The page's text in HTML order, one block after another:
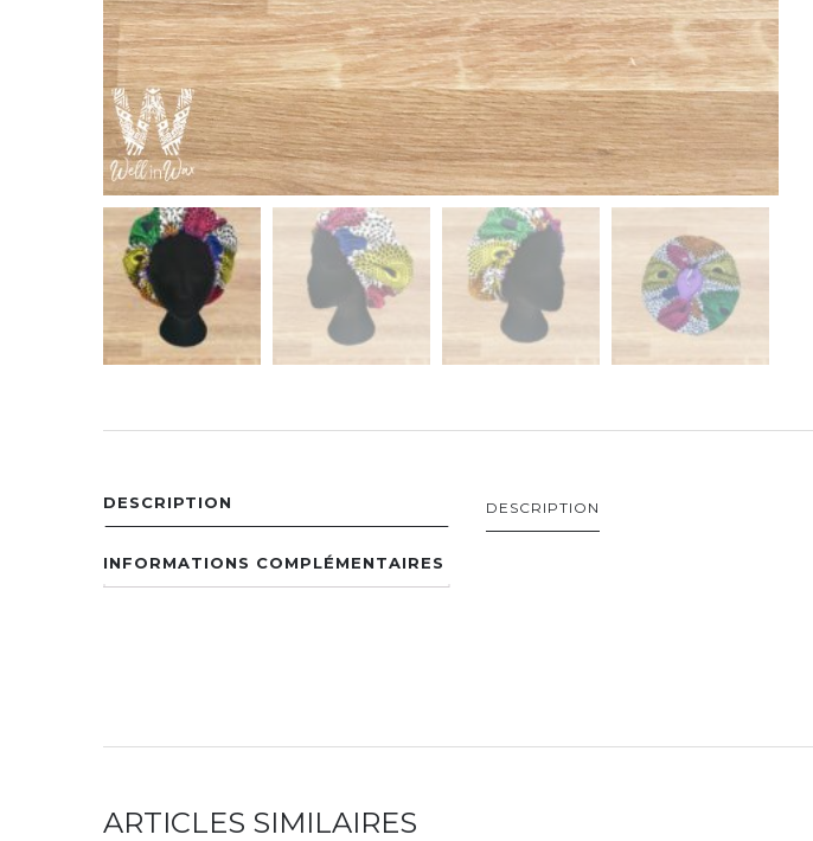
DESCRIPTION
INFORMATIONS COMPLÉMENTAIRES
DESCRIPTION
ARTICLES SIMILAIRES